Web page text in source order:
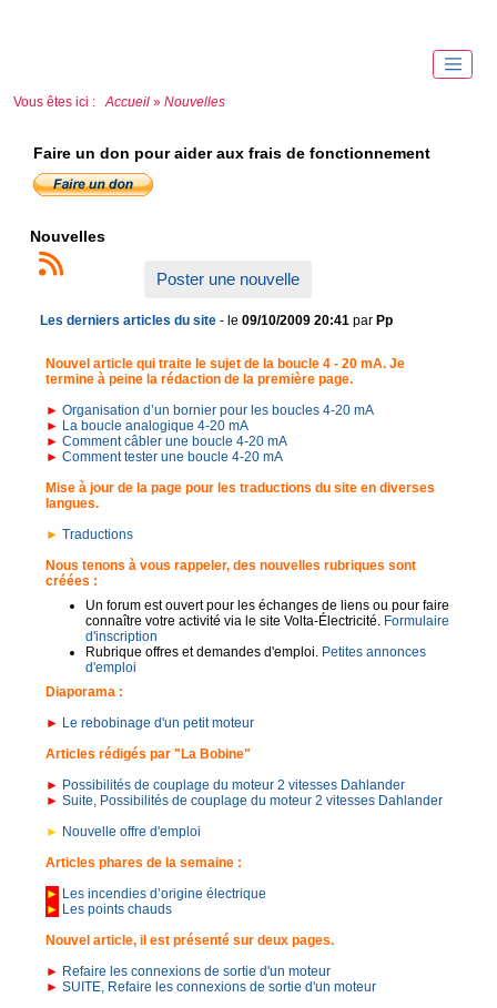
Vous êtes ici : Accueil » Nouvelles
Faire un don pour aider aux frais de fonctionnement
Nouvelles
Poster une nouvelle
Les derniers articles du site - le 09/10/2009 20:41 par Pp
Nouvel article qui traite le sujet de la boucle 4 - 20 mA. Je
termine à peine la rédaction de la première page.
► Organisation d’un bornier pour les boucles 4-20 mA
► La boucle analogique 4-20 mA
► Comment câbler une boucle 4-20 mA
► Comment tester une boucle 4-20 mA
Mise à jour de la page pour les traductions du site en diverses
langues.
► Traductions
Nous tenons à vous rappeler, des nouvelles rubriques sont
créées :
Un forum est ouvert pour les échanges de liens ou pour faire
connaître votre activité via le site Volta-Électricité. Formulaire
d'inscription
Rubrique offres et demandes d'emploi. Petites annonces
d'emploi
Diaporama :
► Le rebobinage d'un petit moteur
Articles rédigés par "La Bobine"
► Possibilités de couplage du moteur 2 vitesses Dahlander
► Suite, Possibilités de couplage du moteur 2 vitesses Dahlander
► Nouvelle offre d'emploi
Articles phares de la semaine :
► Les incendies d’origine électrique
► Les points chauds
Nouvel article, il est présenté sur deux pages.
► Refaire les connexions de sortie d'un moteur
► SUITE, Refaire les connexions de sortie d'un moteur